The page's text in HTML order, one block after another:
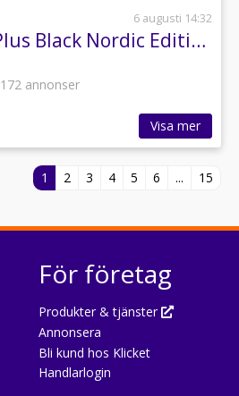
6 augusti 14:32
Volvo XC60 T6 Plus Black Nordic Edition
172 annonser
Visa mer
1 2 3 4 5 6 ... 15
För företag
Produkter & tjänster
Annonsera
Bli kund hos Klicket
Handlarlogin